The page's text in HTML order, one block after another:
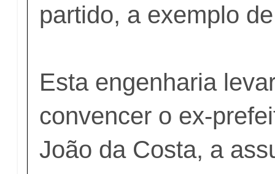
partido, a exemplo
Esta engenharia
convencer o ex-
João da Costa, a